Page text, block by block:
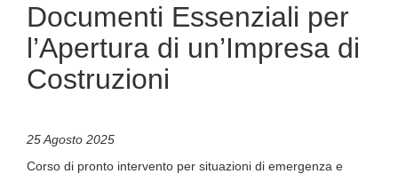
Documenti Essenziali per
l’Apertura di un’Impresa di
Costruzioni
25 Agosto 2025
Corso di pronto intervento per situazioni di emergenza e